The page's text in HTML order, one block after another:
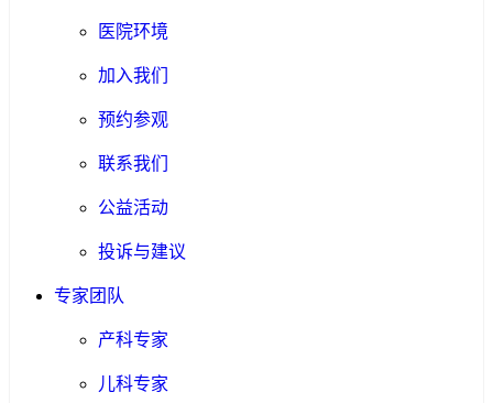
医院环境
加入我们
预约参观
联系我们
公益活动
投诉与建议
专家团队
产科专家
儿科专家